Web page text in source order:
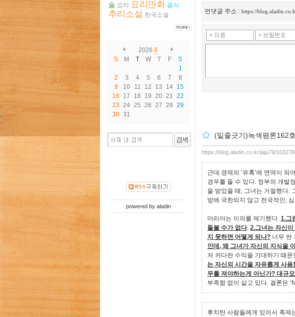
술 요리 요리만화 음식
추리소설 한국소설
2026 8
S
M T W T F
S
1
2
3 4 5 6 7
8
9
10 11 12 13 14 15
16
17 18 19 20 21 22
23 24 25 26 27 28 29
30 31
powered by aladin
먼댓글 주소 : https://
(밑줄긋기)녹색평론162
https://blog.aladin.co.kr/jaju79/
근대 경제의 ‘유혹‘에 면역이
경우를 들 수 있다. 정부의 개발
을 받았을 때, 그녀는 거절했다.
방에 국한되지 않고 전국적인,
마리아는 이의를 제기했다. 1.그
돌볼 수가 없다. 2.그녀는 자신
지 못하면 어떻게 되나? 너무 싼
인데, 왜 그녀가 자신의 지식을
저 커다란 수익을 기대하기 때
는 자신의 시간을 자유롭게 사
무를 져야하는게 아닌가? 대규
부족함 없이 살고 있다. 결론은
후치탄 사람들에게 있어서 축제